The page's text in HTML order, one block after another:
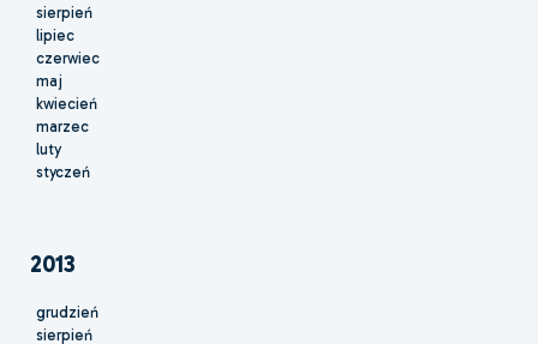
sierpień
lipiec
czerwiec
maj
kwiecień
marzec
luty
styczeń
2013
grudzień
sierpień